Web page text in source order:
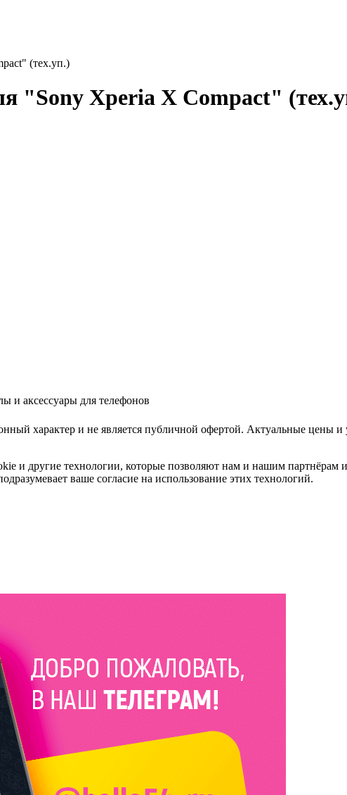
(тех.уп.)
"Sony Xperia X Compact"
и аксессуары для телефонов
характер и не является публичной офертой. Актуальные цены и
и другие технологии, которые позволяют нам и нашим партнёрам
ваше согласие на использование этих технологий.